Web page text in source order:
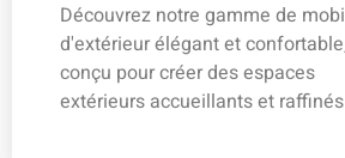
Découvrez notre gamme de
d'extérieur élégant et
conçu pour créer des espaces
extérieurs accueillants et